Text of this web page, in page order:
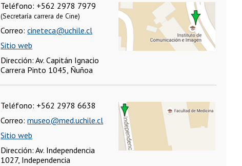
Teléfono: +562 2978 7979
(Secretaría carrera de Cine)
Correo:cineteca@uchile.cl
Sitio web
Dirección: Av. Capitán Ignacio
Carrera Pinto 1045, Ñuñoa
Teléfono: +562 2978 6638
Correo:museo@med.uchile.cl
Sitio web
Dirección: Av. Independencia
1027, Independencia